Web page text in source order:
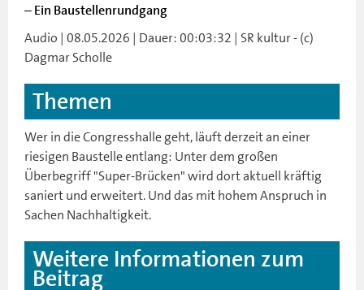
– Ein Baustellenrundgang
Audio | 08.05.2026 | Dauer: 00:03:32 | SR kultur - (c)
Dagmar Scholle
Themen
Wer in die Congresshalle geht, läuft derzeit an einer
riesigen Baustelle entlang: Unter dem großen
Überbegriff "Super-Brücken" wird dort aktuell kräftig
saniert und erweitert. Und das mit hohem Anspruch in
Sachen Nachhaltigkeit.
Weitere Informationen zum
Beitrag